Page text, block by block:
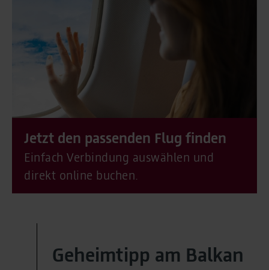
Jetzt den passenden Flug finden
Einfach Verbindung auswählen und
direkt online buchen.
Geheimtipp am Balkan